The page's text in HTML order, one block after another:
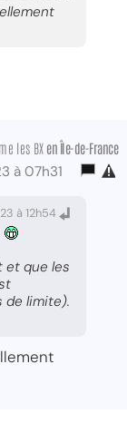
les BX en Île-de-France
à 07h31
à 12h54
et que les
de limite).